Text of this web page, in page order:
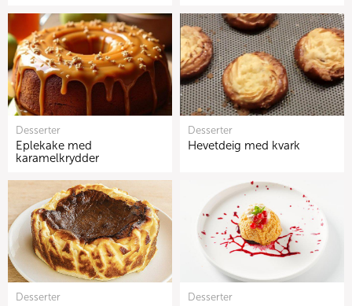
Desserter
Eplekake med
karamelkrydder
Desserter
Hevetdeig med kvark
Desserter Desserter